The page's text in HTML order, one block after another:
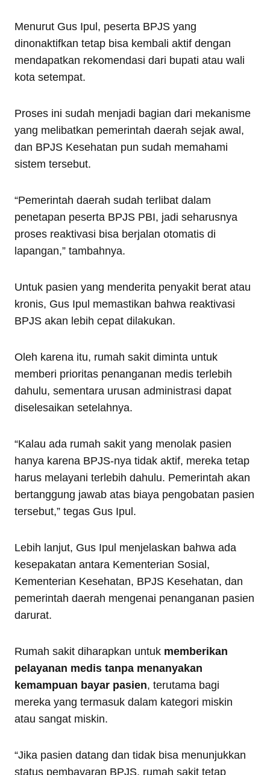
Menurut Gus Ipul, peserta BPJS yang
dinonaktifkan tetap bisa kembali aktif dengan
mendapatkan rekomendasi dari bupati atau wali
kota setempat.
Proses ini sudah menjadi bagian dari mekanisme
yang melibatkan pemerintah daerah sejak awal,
dan BPJS Kesehatan pun sudah memahami
sistem tersebut.
“Pemerintah daerah sudah terlibat dalam
penetapan peserta BPJS PBI, jadi seharusnya
proses reaktivasi bisa berjalan otomatis di
lapangan,” tambahnya.
Untuk pasien yang menderita penyakit berat atau
kronis, Gus Ipul memastikan bahwa reaktivasi
BPJS akan lebih cepat dilakukan.
Oleh karena itu, rumah sakit diminta untuk
memberi prioritas penanganan medis terlebih
dahulu, sementara urusan administrasi dapat
diselesaikan setelahnya.
“Kalau ada rumah sakit yang menolak pasien
hanya karena BPJS-nya tidak aktif, mereka tetap
harus melayani terlebih dahulu. Pemerintah akan
bertanggung jawab atas biaya pengobatan pasien
tersebut,” tegas Gus Ipul.
Lebih lanjut, Gus Ipul menjelaskan bahwa ada
kesepakatan antara Kementerian Sosial,
Kementerian Kesehatan, BPJS Kesehatan, dan
pemerintah daerah mengenai penanganan pasien
darurat.
Rumah sakit diharapkan untuk memberikan
pelayanan medis tanpa menanyakan
kemampuan bayar pasien, terutama bagi
mereka yang termasuk dalam kategori miskin
atau sangat miskin.
“Jika pasien datang dan tidak bisa menunjukkan
status pembayaran BPJS, rumah sakit tetap